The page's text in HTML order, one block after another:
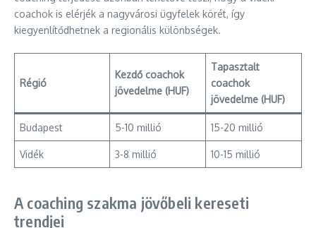
coachok is elérjék a nagyvárosi ügyfelek körét, így
kiegyenlítődhetnek a regionális különbségek.
Régió
Kezdő coachok
jövedelme (HUF)
Tapasztalt
coachok
jövedelme (HUF)
Budapest 5-10 millió 15-20 millió
Vidék 3-8 millió 10-15 millió
A coaching szakma jövőbeli kereseti
trendjei